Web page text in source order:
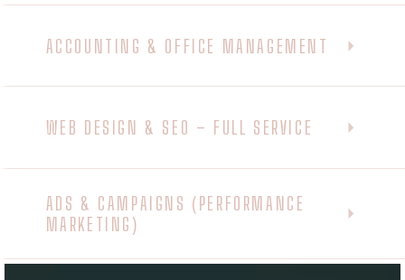
ACCOUNTING & OFFICE MANAGEMENT
WEB DESIGN & SEO – FULL SERVICE
ADS & CAMPAIGNS (PERFORMANCE
MARKETING)